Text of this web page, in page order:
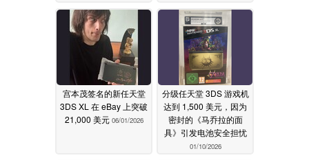
08/01/2026
宫本茂签名的新任天堂
3DS XL 在 eBay 上突破
21,000 美元 06/01/2026
分级任天堂 3DS 游戏机
达到 1,500 美元，因为
密封的《马乔拉的面
具》引发电池安全担忧
01/10/2026